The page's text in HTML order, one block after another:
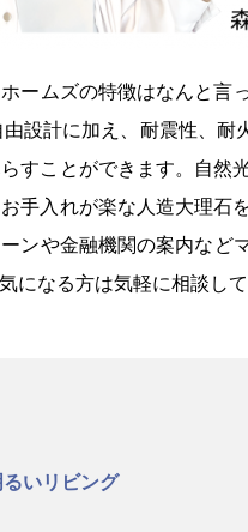
ームズの特徴はなんと言
設計に加え、耐震性、
すことができます。自然
手入れが楽な人造大理石
ンや金融機関の案内など
になる方は気軽に相談し
いリビング